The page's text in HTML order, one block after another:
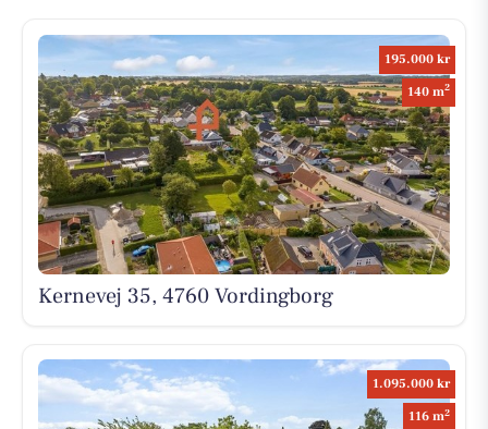
195.000 kr
140 m2
Kernevej 35, 4760 Vordingborg
1.095.000 kr
116 m2